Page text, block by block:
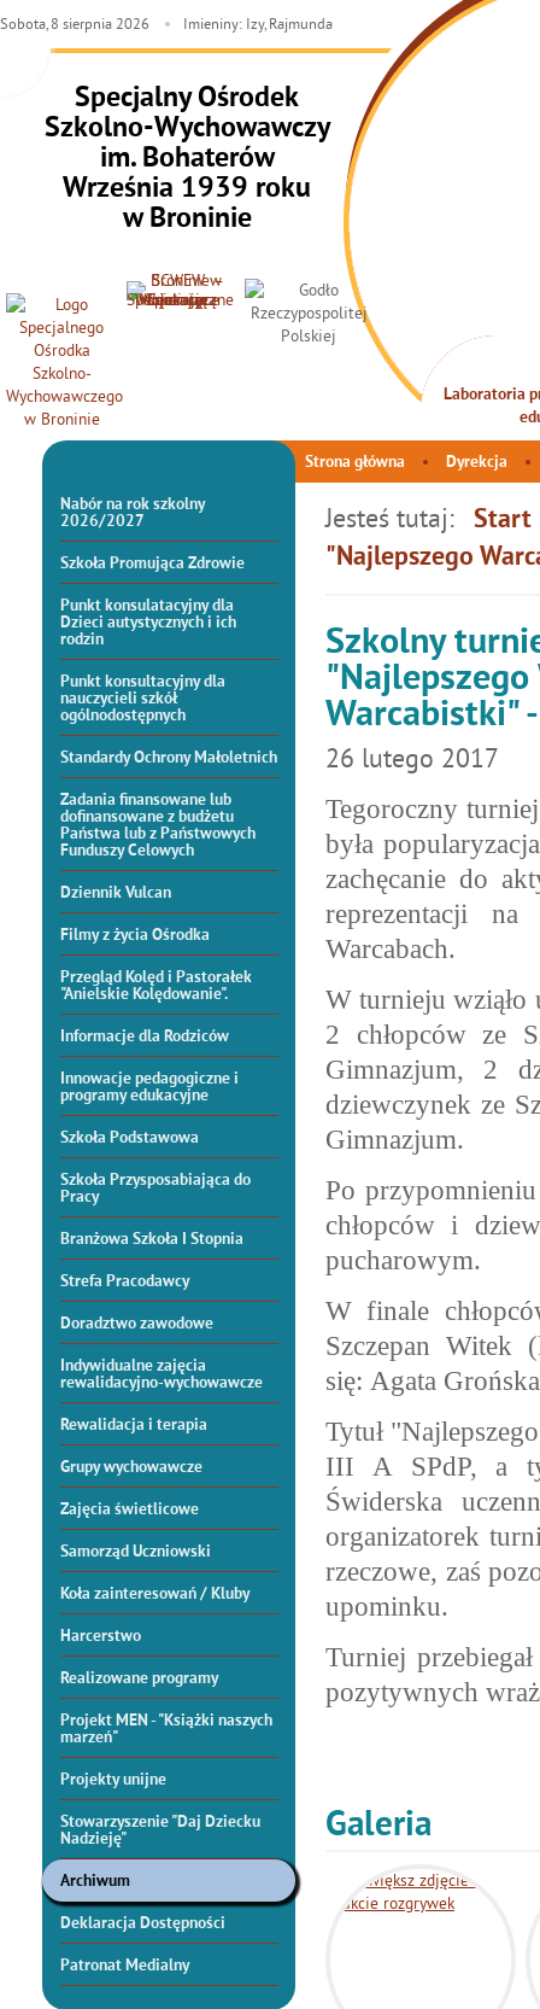
Specjalny Ośrodek
Szkolno-Wychowawczy
im. Bohaterów
Września 1939 roku
w Broninie
Sobota, 8 sierpnia 2026 Imieniny: Izy, Rajmunda
Laboratoria
Strona główna Dyrekcja
Nabór na rok szkolny
2026/2027
Szkoła Promująca Zdrowie
Punkt konsulatacyjny dla
Dzieci autystycznych i ich
rodzin
Punkt konsultacyjny dla
nauczycieli szkół
ogólnodostępnych
Standardy Ochrony Małoletnich
Zadania finansowane lub
dofinansowane z budżetu
Państwa lub z Państwowych
Funduszy Celowych
Dziennik Vulcan
Filmy z życia Ośrodka
Przegląd Kolęd i Pastorałek
"Anielskie Kolędowanie".
Informacje dla Rodziców
Innowacje pedagogiczne i
programy edukacyjne
Szkoła Podstawowa
Szkoła Przysposabiająca do
Pracy
Branżowa Szkoła I Stopnia
Strefa Pracodawcy
Doradztwo zawodowe
Indywidualne zajęcia
rewalidacyjno-wychowawcze
Rewalidacja i terapia
Grupy wychowawcze
Zajęcia świetlicowe
Samorząd Uczniowski
Koła zainteresowań / Kluby
Harcerstwo
Realizowane programy
Projekt MEN - "Książki naszych
marzeń"
Projekty unijne
Stowarzyszenie "Daj Dziecku
Nadzieję"
Archiwum
Deklaracja Dostępności
Patronat Medialny
Jesteś tutaj: Start
"Najlepszego
Szkolny
Warcabistki"
26 lutego 2017
Tegoroczny
była
zachęcanie do
reprezentacji na
Warcabach.
W turnieju wziąło
2 chłopców ze
Gimnazjum, 2
dziewczynek ze
Gimnazjum.
Po
chłopców i
pucharowym.
W finale
Szczepan
się: Agata
Tytuł
III A SPdP, a
Świderska
organizatorek
rzeczowe, zaś
upominku.
Turniej
pozytywnych
Galeria